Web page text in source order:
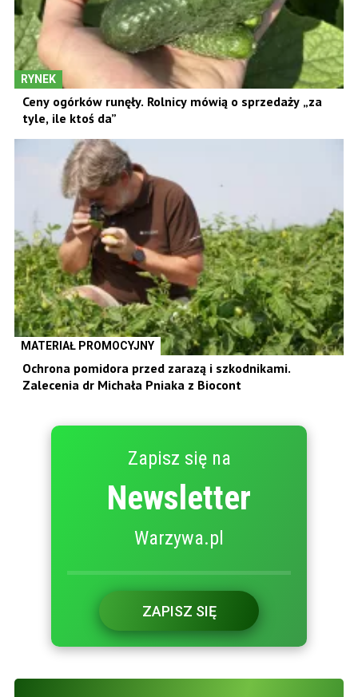
Zbiory trwają, a ceny stoją w miejscu. Taka jest
sytuacja na Broniszach
RYNEK
Ceny ogórków runęły. Rolnicy mówią o sprzedaży „za
tyle, ile ktoś da”
Ochrona pomidora przed zarazą i szkodnikami.
Zapisz się na
Newsletter